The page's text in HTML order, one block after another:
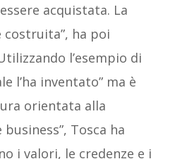
acquistata. La
costruita”, ha poi
l’esempio di
l’ha inventato” ma è
orientata alla
Tosca ha
i valori, le credenze e i